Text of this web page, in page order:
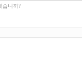
습니까?